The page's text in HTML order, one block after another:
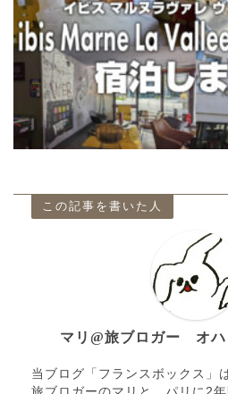
この記事を書いた人
マリ@旅ブロガー オハ
当ブログ「フランスボックス」